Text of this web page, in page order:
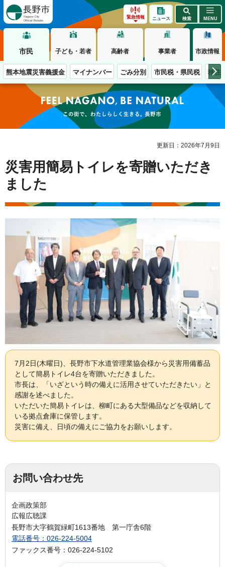
緊急情報 ニュース 検索 MENU
市民 子ども・若者 高齢者 事業者 市政情報
熊本地震災害義援金 マイナンバー ごみ分別 市民税・県民税 移住
この街で、わたしらしく生きる。長野市
更新日：2026年7月9日
災害用簡易トイレを寄贈いただき
ました
7月2日(木曜日)、長野市下水道管理業協会様から災害用備蓄品
として簡易トイレ4台を寄贈いただきました。
市長は、「いざという時の備えに活用させていただきたい」と
感謝を述べました。
いただいた簡易トイレは、柳町にある大型備品などを収納して
いる拠点倉庫に保管します。
災害に備え、日頃の備えにご協力をお願いします。
お問い合わせ先
企画政策部
広報広聴課
長野市大字鶴賀緑町1613番地 第一庁舎6階
電話番号：026-224-5004
ファックス番号：026-224-5102